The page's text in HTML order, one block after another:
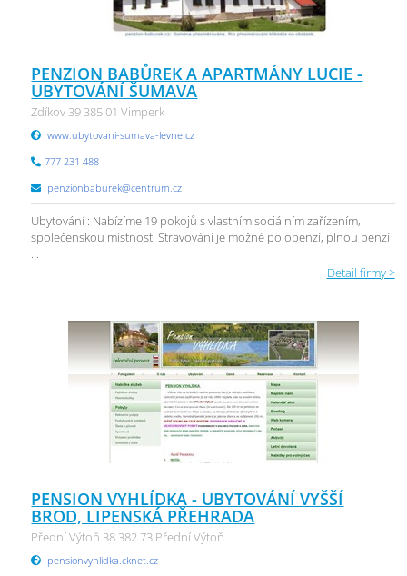
PENZION BABŮREK A APARTMÁNY LUCIE -
UBYTOVÁNÍ ŠUMAVA
Zdíkov 39 385 01 Vimperk
www.ubytovani-sumava-levne.cz
777 231 488
penzionbaburek@centrum.cz
Ubytování : Nabízíme 19 pokojů s vlastním sociálním zařízením,
společenskou místnost. Stravování je možné polopenzí, plnou penzí
...
Detail firmy >
PENSION VYHLÍDKA - UBYTOVÁNÍ VYŠŠÍ
BROD, LIPENSKÁ PŘEHRADA
Přední Výtoň 38 382 73 Přední Výtoň
pensionvyhlidka.cknet.cz